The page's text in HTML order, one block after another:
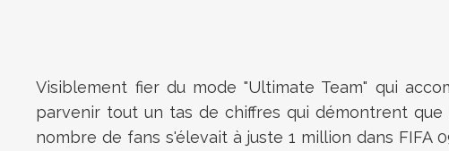
Visiblement fier du mode "Ultimate Team" qui
parvenir tout un tas de chiffres qui démontrent
nombre de fans s'élevait à juste 1 million dans FIFA